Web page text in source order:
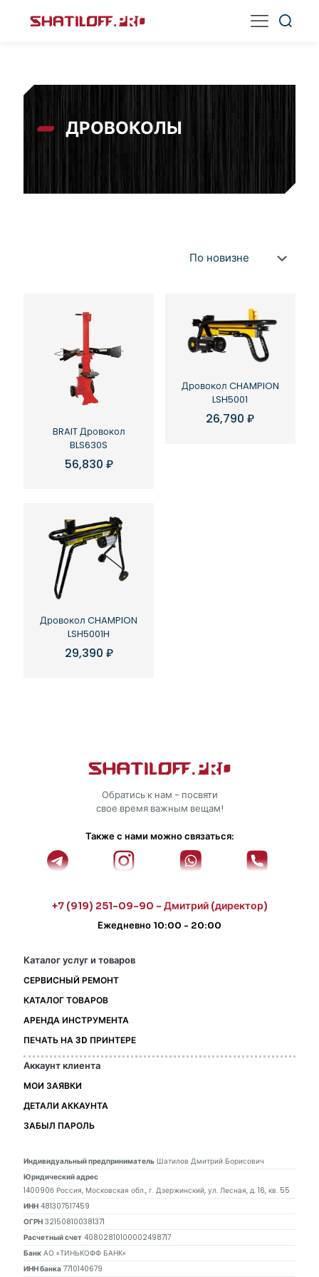
ДРОВОКОЛЫ
BRAIT Дровокол
BLS630S
56,830 ₽
Дровокол CHAMPION
LSH5001
26,790₽
Дровокол CHAMPION
LSH5001H
29,390 ₽
Обратись к нам - посвяти
свое время важным вещам!
Также с нами можно связаться:
+7 (919) 251-09-90 - Дмитрий (директор)
Ежедневно 10:00 - 20:00
Каталог услуг и товаров
СЕРВИСНЫЙ РЕМОНТ
КАТАЛОГ ТОВАРОВ
АРЕНДА ИНСТРУМЕНТА
ПЕЧАТЬ НА 3D ПРИНТЕРЕ
Аккаунт клиента
МОИ ЗАЯВКИ
ДЕТАЛИ АККАУНТА
ЗАБЫЛ ПАРОЛЬ
Индивидуальный предприниматель Шатилов Дмитрий Борисович
Юридический адрес
140090б Россия, Московская обл., г. Дзержинский, ул. Лесная, д. 16, кв. 55
ИНН 481307517459
ОГРН 321508100381371
Расчетный счет 40802810100002498717
Банк АО «ТИНЬКОФФ БАНК»
ИНН банка 7710140679